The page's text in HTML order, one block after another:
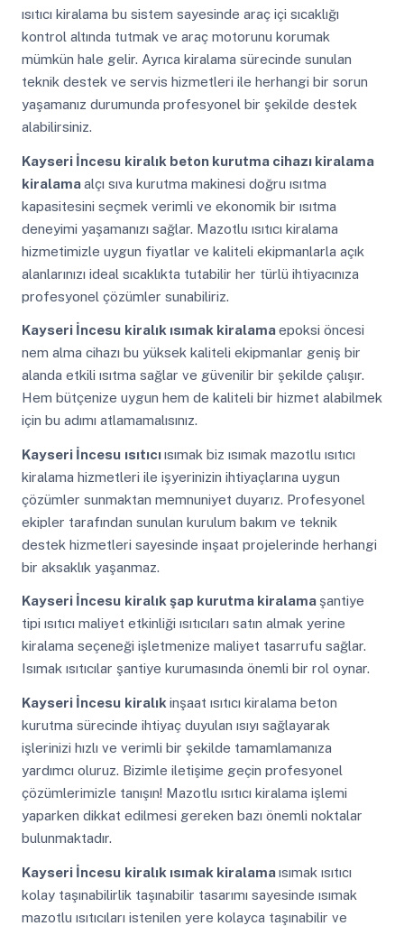
ısıtıcı kiralama bu sistem sayesinde araç içi sıcaklığı
kontrol altında tutmak ve araç motorunu korumak
mümkün hale gelir. Ayrıca kiralama sürecinde sunulan
teknik destek ve servis hizmetleri ile herhangi bir sorun
yaşamanız durumunda profesyonel bir şekilde destek
alabilirsiniz.
Kayseri İncesu kiralık beton kurutma cihazı kiralama
kiralamaalçı sıva kurutma makinesi doğru ısıtma
kapasitesini seçmek verimli ve ekonomik bir ısıtma
deneyimi yaşamanızı sağlar. Mazotlu ısıtıcı kiralama
hizmetimizle uygun fiyatlar ve kaliteli ekipmanlarla açık
alanlarınızı ideal sıcaklıkta tutabilir her türlü ihtiyacınıza
profesyonel çözümler sunabiliriz.
Kayseri İncesu kiralık ısımak kiralamaepoksi öncesi
nem alma cihazı bu yüksek kaliteli ekipmanlar geniş bir
alanda etkili ısıtma sağlar ve güvenilir bir şekilde çalışır.
Hem bütçenize uygun hem de kaliteli bir hizmet alabilmek
için bu adımı atlamamalısınız.
Kayseri İncesu ısıtıcıısımak biz ısımak mazotlu ısıtıcı
kiralama hizmetleri ile işyerinizin ihtiyaçlarına uygun
çözümler sunmaktan memnuniyet duyarız. Profesyonel
ekipler tarafından sunulan kurulum bakım ve teknik
destek hizmetleri sayesinde inşaat projelerinde herhangi
bir aksaklık yaşanmaz.
Kayseri İncesu kiralık şap kurutma kiralama şantiye
tipi ısıtıcı maliyet etkinliği ısıtıcıları satın almak yerine
kiralama seçeneği işletmenize maliyet tasarrufu sağlar.
Isımak ısıtıcılar şantiye kurumasında önemli bir rol oynar.
Kayseri İncesu kiralık inşaat ısıtıcı kiralama beton
kurutma sürecinde ihtiyaç duyulan ısıyı sağlayarak
işlerinizi hızlı ve verimli bir şekilde tamamlamanıza
yardımcı oluruz. Bizimle iletişime geçin profesyonel
çözümlerimizle tanışın! Mazotlu ısıtıcı kiralama işlemi
yaparken dikkat edilmesi gereken bazı önemli noktalar
bulunmaktadır.
Kayseri İncesu kiralık ısımak kiralamaısımak ısıtıcı
kolay taşınabilirlik taşınabilir tasarımı sayesinde ısımak
mazotlu ısıtıcıları istenilen yere kolayca taşınabilir ve